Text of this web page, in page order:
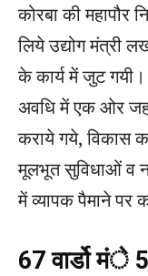
कोरबा की महापौर
लिये उद्योग मंत्री
के कार्य में जुट
अवधि में एक ओर
कराये गये, विकास
मूलभूत सुविधाओं व
में व्यापक पैमाने पर
67 वार्डो मंे